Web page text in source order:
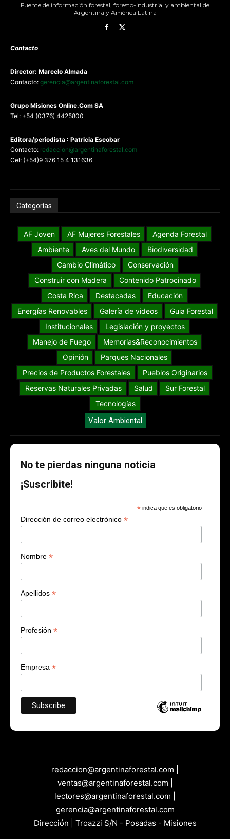
Fuente de información forestal, foresto-industrial y ambiental de
Argentina y América Latina
Contacto
Director: Marcelo Almada
Contacto: gerencia@argentinaforestal.com
Grupo Misiones Online.Com SA
Tel: +54 (0376) 4425800
Editora/periodista : Patricia Escobar
Contacto: redaccion@argentinaforestal.com
Cel: (+54)9 376 15 4 131636
Categorías
AF Joven AF Mujeres Forestales
Agenda Forestal
Ambiente
Aves del Mundo
Biodiversidad
Cambio Climático
Conservación
Construir con Madera
Contenido Patrocinado
Costa Rica
Destacadas
Educación
Energías Renovables
Galería de videos
Guia Forestal
Institucionales
Legislación y proyectos
Manejo de Fuego
Memorias&Reconocimientos
Opinión
Parques Nacionales
Precios de Productos Forestales
Pueblos Originarios
Reservas Naturales Privadas
Salud
Sur Forestal
Tecnologías
Valor Ambiental
No te pierdas ninguna noticia
¡Suscribite!
* indica que es obligatorio
Dirección de correo electrónico *
Nombre *
Apellidos *
Profesión *
Empresa *
redaccion@argentinaforestal.com |
ventas@argentinaforestal.com |
lectores@argentinaforestal.com |
gerencia@argentinaforestal.com
Dirección | Troazzi S/N - Posadas - Misiones